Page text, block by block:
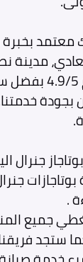
معتمد
أكتوبر. إحصائياتنا تثبت أن 98% من
جنرال
.
جميع
ستجد